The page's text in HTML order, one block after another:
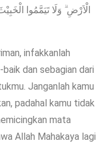
الْاَرْضِ ۗ وَلَا تَيَمَّمُوا
infakkanlah
dan sebagian dari
Janganlah kamu
padahal kamu tidak
mata
Allah Mahakaya lagi